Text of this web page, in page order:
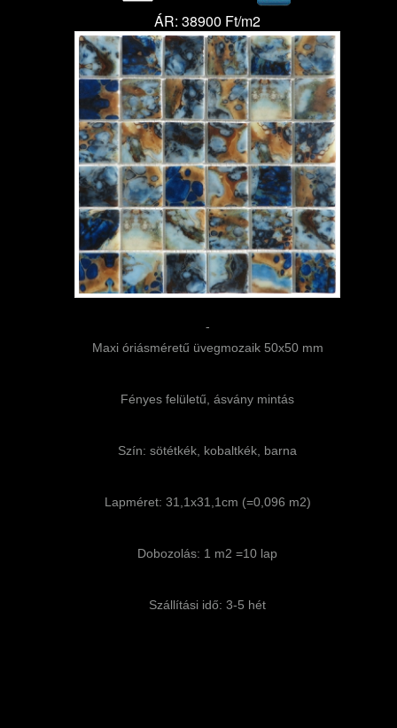
ÁR: 38900 Ft/m2
-
Maxi óriásméretű üvegmozaik 50x50 mm
Fényes felületű, ásvány mintás
Szín: sötétkék, kobaltkék, barna
Lapméret: 31,1x31,1cm (=0,096 m2)
Dobozolás: 1 m2 =10 lap
Szállítási idő: 3-5 hét